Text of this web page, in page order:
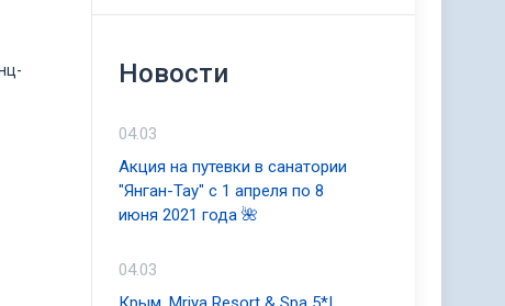
Новости
04.03
Акция на путевки в санатории
"Янган-Тау" с 1 апреля по 8
июня 2021 года 🌺
04.03